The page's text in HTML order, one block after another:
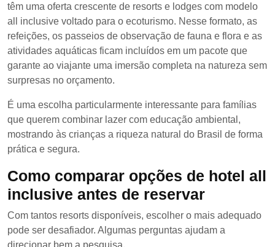
têm uma oferta crescente de resorts e lodges com modelo
all inclusive voltado para o ecoturismo. Nesse formato, as
refeições, os passeios de observação de fauna e flora e as
atividades aquáticas ficam incluídos em um pacote que
garante ao viajante uma imersão completa na natureza sem
surpresas no orçamento.
É uma escolha particularmente interessante para famílias
que querem combinar lazer com educação ambiental,
mostrando às crianças a riqueza natural do Brasil de forma
prática e segura.
Como comparar opções de hotel all
inclusive antes de reservar
Com tantos resorts disponíveis, escolher o mais adequado
pode ser desafiador. Algumas perguntas ajudam a
direcionar bem a pesquisa.